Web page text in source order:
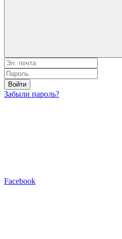
Войти
Забыли пароль?
Facebook